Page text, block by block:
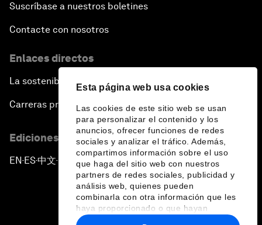
Esta página web usa cookies
Las cookies de este sitio web se usan
para personalizar el contenido y los
anuncios, ofrecer funciones de redes
sociales y analizar el tráfico. Además,
compartimos información sobre el uso
que haga del sitio web con nuestros
partners de redes sociales, publicidad y
análisis web, quienes pueden
combinarla con otra información que les
haya proporcionado o que hayan
recopilado a partir del uso que haya
Suscríbase a nuestros boletines
Contacte con nosotros
Enlaces directos
La sostenibilidad en el Foro
Carreras profesionales
Ediciones en otros idiomas
EN ▪ES▪中文▪ 日本語